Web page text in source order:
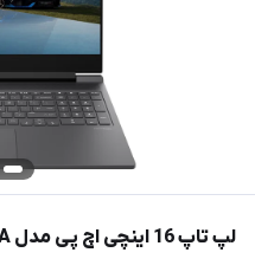
لپ تاپ 16 اینچی اچ پی مدل VICTUS 16 R1023 - A